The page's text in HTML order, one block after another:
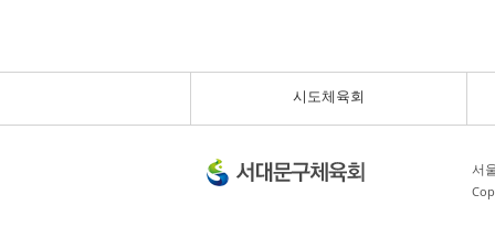
시도체육회
서